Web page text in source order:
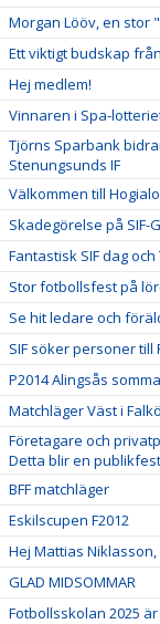
Morgan Lööv, en stor
Ett viktigt budskap
Hej medlem!
Vinnaren i Spa-
Tjörns Sparbank
Stenungsunds IF
Välkommen till
Skadegörelse på SIF-
Fantastisk SIF dag
Stor fotbollsfest på
Se hit ledare och
SIF söker personer
P2014 Alingsås
Matchläger Väst i
Företagare och
Detta blir en
BFF matchläger
Eskilscupen F2012
Hej Mattias Niklasson,
GLAD MIDSOMMAR
Fotbollsskolan 2025